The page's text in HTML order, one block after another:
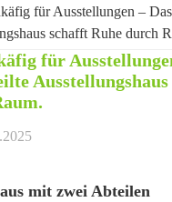
für
mit zwei Abteilen